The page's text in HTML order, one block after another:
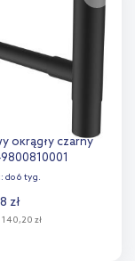
umywalkowy
okrągły czarny
do 6 tyg.
zł
140,20 zł